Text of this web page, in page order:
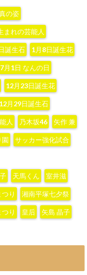
の姿
まれの芸能人
誕生石 1月8日誕生花
7月1日 なんの日
12月23日誕生花
12月29日誕生石
人 ‪乃木坂46‬ ‪矢作 兼‬
園 サッカー強化試合
天馬くん 室井滋
り 湘南平塚七夕祭
り 皇后 矢島 晶子